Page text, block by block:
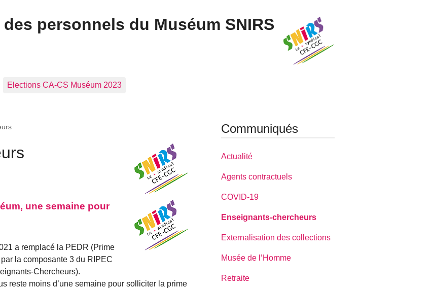
personnels du Muséum SNIRS
Elections CA-CS Muséum 2023
une semaine pour
a remplacé la PEDR (Prime
la composante 3 du RIPEC
Chercheurs).
reste moins d’une semaine pour solliciter la prime
Communiqués
Actualité
Agents contractuels
COVID-19
Enseignants-chercheurs
Externalisation des collections
Musée de l’Homme
Retraite